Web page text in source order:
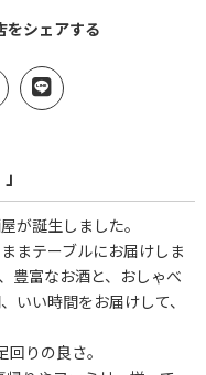
をシェアする
が誕生しました。
まテーブルにお届けしま
豊富なお酒と、おしゃべ
いい時間をお届けして、
りの良さ。